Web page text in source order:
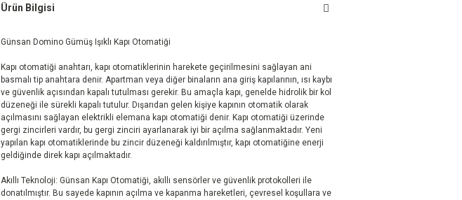
Ürün Bilgisi
Günsan Domino Gümüş Işıklı Kapı Otomatiği
Kapı otomatiği anahtarı, kapı otomatiklerinin harekete geçirilmesini sağlayan ani
basmalı tip anahtara denir. Apartman veya diğer binaların ana giriş kapılarının, ısı kaybı
ve güvenlik açısından kapalı tutulması gerekir. Bu amaçla kapı, genelde hidrolik bir kol
düzeneği ile sürekli kapalı tutulur. Dışarıdan gelen kişiye kapının otomatik olarak
açılmasını sağlayan elektrikli elemana kapı otomatiği denir. Kapı otomatiği üzerinde
gergi zincirleri vardır, bu gergi zinciri ayarlanarak iyi bir açılma sağlanmaktadır. Yeni
yapılan kapı otomatiklerinde bu zincir düzeneği kaldırılmıştır, kapı otomatiğine enerji
geldiğinde direk kapı açılmaktadır.
Akıllı Teknoloji: Günsan Kapı Otomatiği, akıllı sensörler ve güvenlik protokolleri ile
donatılmıştır. Bu sayede kapının açılma ve kapanma hareketleri, çevresel koşullara ve